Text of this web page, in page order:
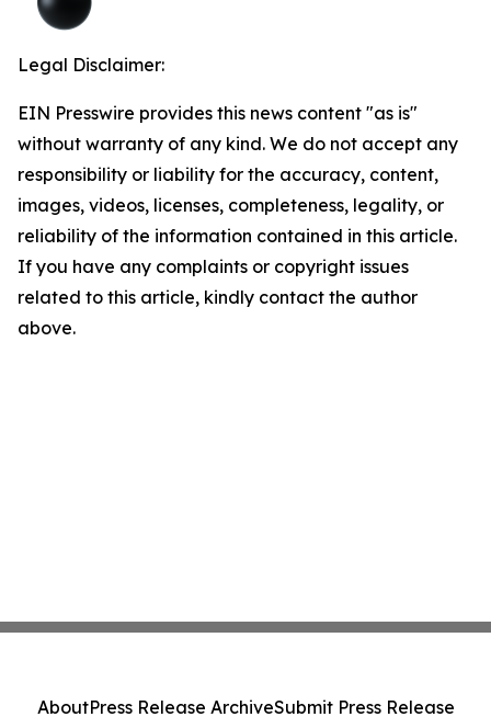
Legal Disclaimer:
EIN Presswire provides this news content "as is"
without warranty of any kind. We do not accept any
responsibility or liability for the accuracy, content,
images, videos, licenses, completeness, legality, or
reliability of the information contained in this article.
If you have any complaints or copyright issues
related to this article, kindly contact the author
above.
AboutPress Release ArchiveSubmit Press Release